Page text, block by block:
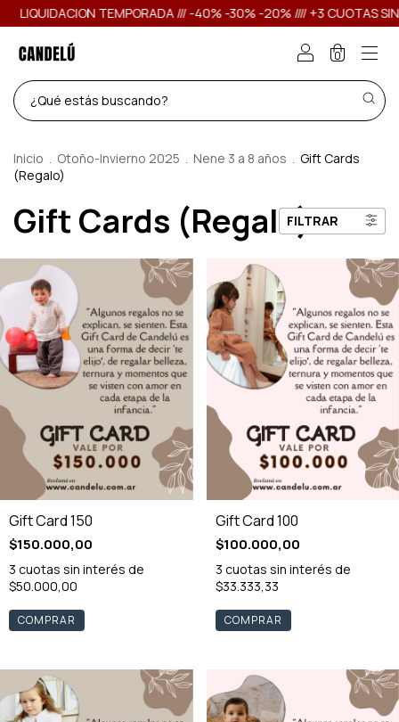
LIQUIDACION TEMPORADA /// -40% -30% -20% //// +3 CUOTAS SIN
0
Inicio . Otoño-Invierno 2025 . Nene 3 a 8 años . Gift Cards
(Regalo)
Gift Cards (Regalo)FILTRAR
Gift Card 150
$150.000,00
3 cuotas sin interés de
$50.000,00
Gift Card 100
$100.000,00
3 cuotas sin interés de
$33.333,33